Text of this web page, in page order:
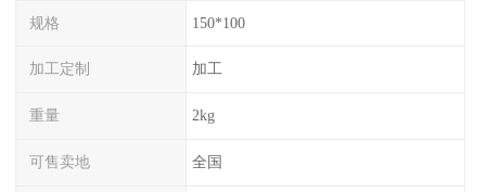
规格 150*100
加工定制 加工
重量 2kg
可售卖地 全国